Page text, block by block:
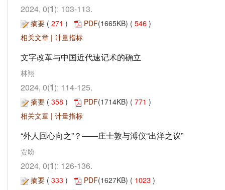
2024, 0(1): 103-113.
摘要 ( 271 ) PDF(1665KB) ( 546 )
相关文章 | 计量指标
文字改革与中国近代速记术的确立
林翔
2024, 0(1): 114-125.
摘要 ( 358 ) PDF(1714KB) ( 771 )
相关文章 | 计量指标
“外人回心向之”？——庄士敦与溥仪“出洋之议”
贾盼
2024, 0(1): 126-136.
摘要 ( 333 ) PDF(1627KB) ( 1023 )